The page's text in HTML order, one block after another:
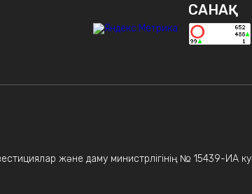
САНАҚ
және даму министрлігінің № 15439-ИА